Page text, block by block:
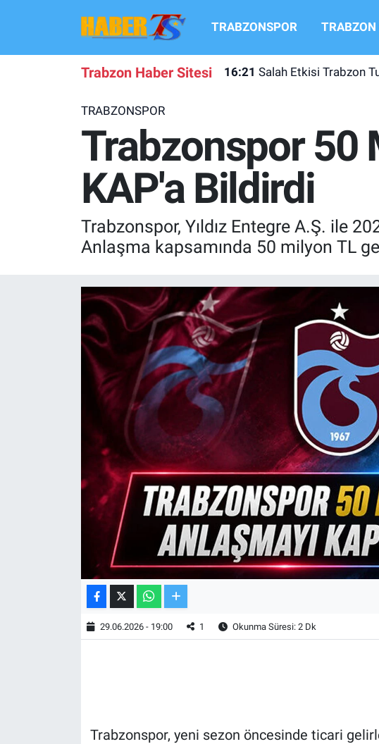
TRABZONSPOR TRABZON
Trabzon Haber Sitesi 16:21 Salah Etkisi Trabzon
TRABZONSPOR
Trabzonspor 50
KAP'a Bildirdi
Trabzonspor, Yıldız Entegre A.Ş. ile
Anlaşma kapsamında 50 milyon TL
29.06.2026 - 19:00 1 Okunma Süresi: 2 Dk
Trabzonspor, yeni sezon öncesinde ticari
TRABZONSPOR
TRANSFER HABERLERI
KULİS MEYDANI
1461 TRABZON
ALT LIGLER
TV VE SİNEMA
BASKETBOL
KÜLTÜR SANAT
Hava Durumu
Süper Lig Puan Durumu ve Fikstür
Tüm Manşetler
Son Dakika Haberleri
Haber Arşivi